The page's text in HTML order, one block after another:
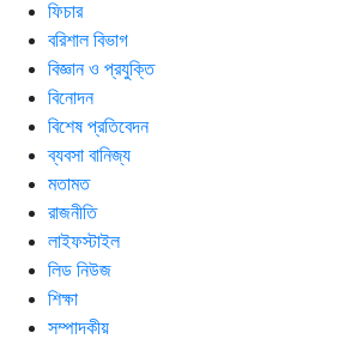
ফিচার
বরিশাল বিভাগ
বিজ্ঞান ও প্রযুক্তি
বিনোদন
বিশেষ প্রতিবেদন
ব্যবসা বানিজ্য
মতামত
রাজনীতি
লাইফস্টাইল
লিড নিউজ
শিক্ষা
সম্পাদকীয়